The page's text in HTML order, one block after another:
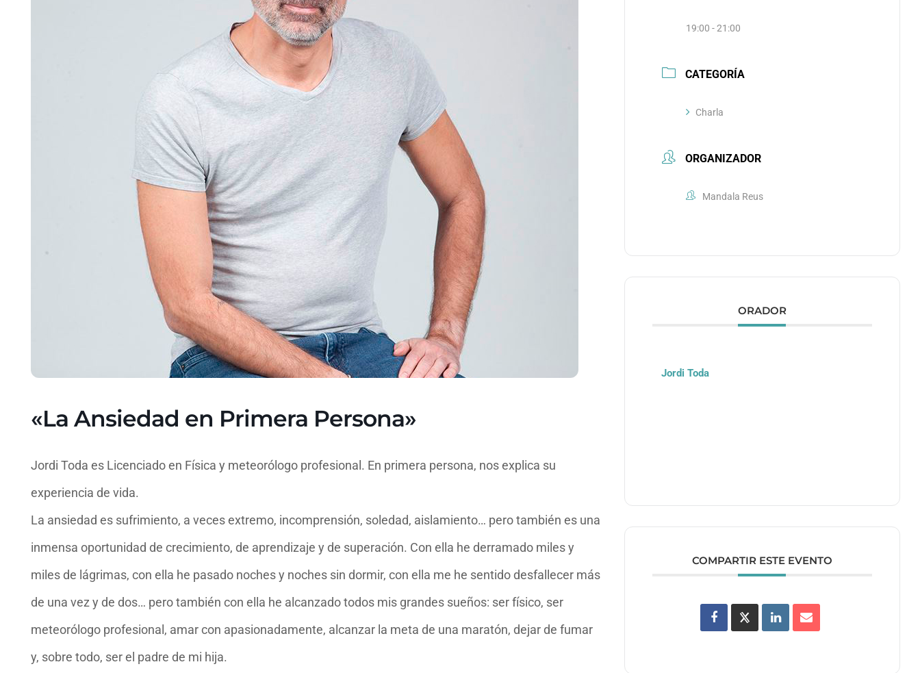
«La Ansiedad en Primera Persona»
Jordi Toda es Licenciado en Física y meteorólogo profesional. En primera persona, nos explica su
experiencia de vida.
La ansiedad es sufrimiento, a veces extremo, incomprensión, soledad, aislamiento… pero también es una
inmensa oportunidad de crecimiento, de aprendizaje y de superación. Con ella he derramado miles y
miles de lágrimas, con ella he pasado noches y noches sin dormir, con ella me he sentido desfallecer más
de una vez y de dos… pero también con ella he alcanzado todos mis grandes sueños: ser físico, ser
meteorólogo profesional, amar con apasionadamente, alcanzar la meta de una maratón, dejar de fumar
y, sobre todo, ser el padre de mi hija.
19:00 - 21:00
CATEGORÍA
Charla
ORGANIZADOR
Mandala Reus
ORADOR
Jordi Toda
COMPARTIR ESTE EVENTO